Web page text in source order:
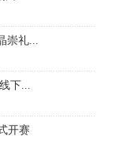
崇礼...
下...
开赛